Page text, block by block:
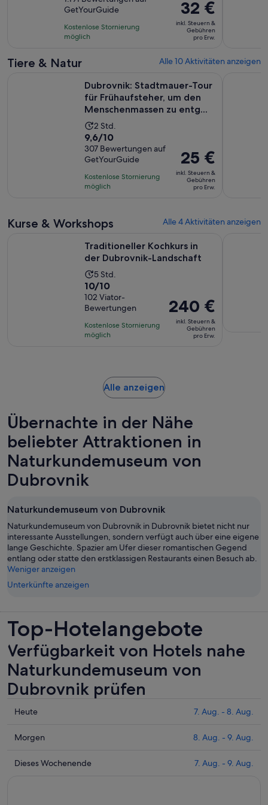
2
Stunden
10,
basierend
auf
Bewertungen.
GetYourGuide
Kostenlose Stornierung
möglich
Der
Preis
beträgt
32 €
Erw.
32 €
inkl. Steuern &
Gebühren
pro Erw.
Tiere & Natur Alle 10 Aktivitäten anzeigen
Dubrovnik: Stadtmauer-Tour
für Frühaufsteher, um den
Menschenmassen zu entg...
Die
Aktivität
dauert
2
Stunden
2 Std.
9.6
von
10,
basierend
auf
9,6/10
307 Bewertungen auf
GetYourGuide
Kostenlose Stornierung
möglich
Der
Preis
beträgt
25 €
Erw.
25 €
inkl. Steuern &
Gebühren
pro Erw.
Kurse & Workshops Alle 4 Aktivitäten anzeigen
Traditioneller Kochkurs in
der Dubrovnik-Landschaft
Die
Aktivität
dauert
5
Stunden
5 Std.
10.0
von
10,
basierend
auf
10/10
102 Viator-
Bewertungen
Kostenlose Stornierung
möglich
Der
Preis
beträgt
240 €
240 €
inkl. Steuern &
Gebühren
pro Erw.
Alle anzeigenWird
neuen
geöffnet
Übernachte in der Nähe
beliebter Attraktionen in
Naturkundemuseum von
Dubrovnik
Naturkundemuseum von Dubrovnik
Naturkundemuseum von Dubrovnik in Dubrovnik bietet nicht nur
interessante Ausstellungen, sondern verfügt auch über eine eigene
lange Geschichte. Spazier am Ufer dieser romantischen Gegend
entlang oder statte den erstklassigen Restaurants einen Besuch ab.
Weniger anzeigen
Unterkünfte anzeigen
Top-Hotelangebote
Verfügbarkeit von Hotels nahe
Naturkundemuseum von
Dubrovnik prüfen
Prüfe
Preise
Naturkundemuseum
Heute 7. Aug. - 8. Aug.
Prüfe
Preise
Morgen 8. Aug. - 9. Aug.
Prüfe
Dieses Wochenende 7. Aug. - 9. Aug.